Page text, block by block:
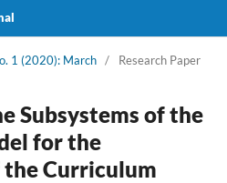
1 (2020): March / Research Paper
Subsystems of the
for the
Curriculum